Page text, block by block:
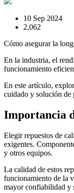
10 Sep 2024
2,062
Cómo asegurar la
En la industria, el
funcionamiento
En este artículo,
cuidado y solución de
Importancia
Elegir repuestos de
exigentes.
y otros equipos.
La calidad de estos
funcionamiento de la
mayor confiabilidad y